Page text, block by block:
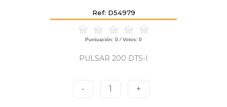
Ref: D54979
Puntuación: 0 / Votos: 0
PULSAR 200 DTS-I
- 1 +